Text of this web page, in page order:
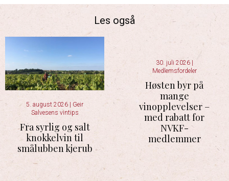
Les også
5. august 2026
Geir
Salvesens vintips
Fra syrlig og salt
knokkelvin til
smålubben kjerub
30. juli 2026
Medlemsfordeler
Høsten byr på
mange
vinopplevelser –
med rabatt for
NVKF-
medlemmer